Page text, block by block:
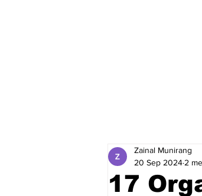
17
Zainal Munirang
20 Sep 2024 2